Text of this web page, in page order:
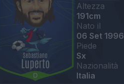
Altezza
191cm
Nato il
06 Set 1996
Piede
Sx
Nazionalità
Italia